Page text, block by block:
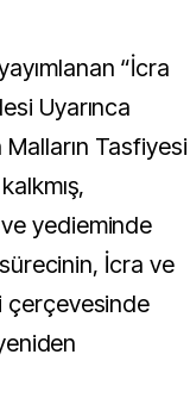
“İcra
Uyarınca
Tasfiyesi
yedieminde
İcra ve
çerçevesinde